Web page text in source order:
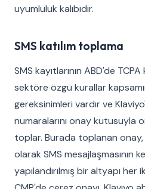
uyumluluk kalıbıdır.
SMS katılım toplama
SMS kayıtlarının ABD'de
sektöre özgü kurallar
gereksinimleri vardır ve
numaralarını onay kutusuyla
toplar. Burada toplanan onay,
olarak SMS mesajlaşmasının
yapılandırılmış bir altyapı